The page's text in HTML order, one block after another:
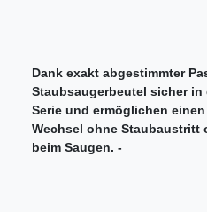
Dank exakt abgestimmter
Staubsaugerbeutel sicher in
Serie und ermöglichen
Wechsel ohne Staubaustritt
beim Saugen. -